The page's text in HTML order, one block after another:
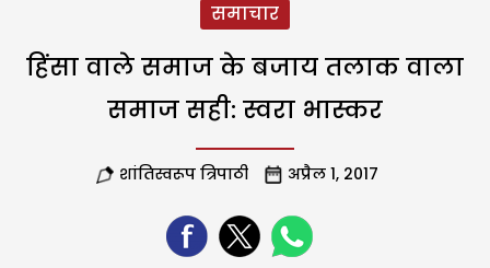
समाचार
हिंसा वाले समाज के बजाय तलाक वाला
समाज सही: स्वरा भास्कर
शांतिस्वरूप त्रिपाठी अप्रैल 1, 2017